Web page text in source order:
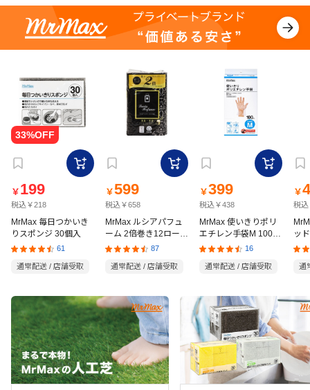
￥ 199
税込￥218
MrMax 毎日つかいき
りスポンジ 30個入
61
通常配送 / 店舗受取
￥599
税込￥658
MrMax ルシアパフュ
ーム 2倍巻き12ロール
ダブル
87
通常配送 / 店舗受取
￥399
税込￥438
MrMax 使いきりポリ
エチレン手袋M 100枚
入
16
通常配送 / 店舗受取
￥
税込
ッ
の
通